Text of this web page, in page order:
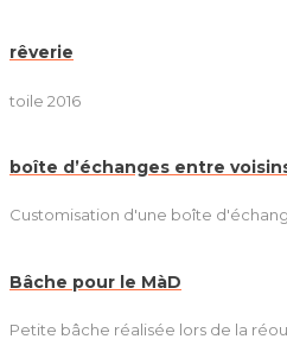
rêverie
toile 2016
boîte d’échanges entre
Customisation d'une boîte
Bâche pour le MàD
Petite bâche réalisée lors de la